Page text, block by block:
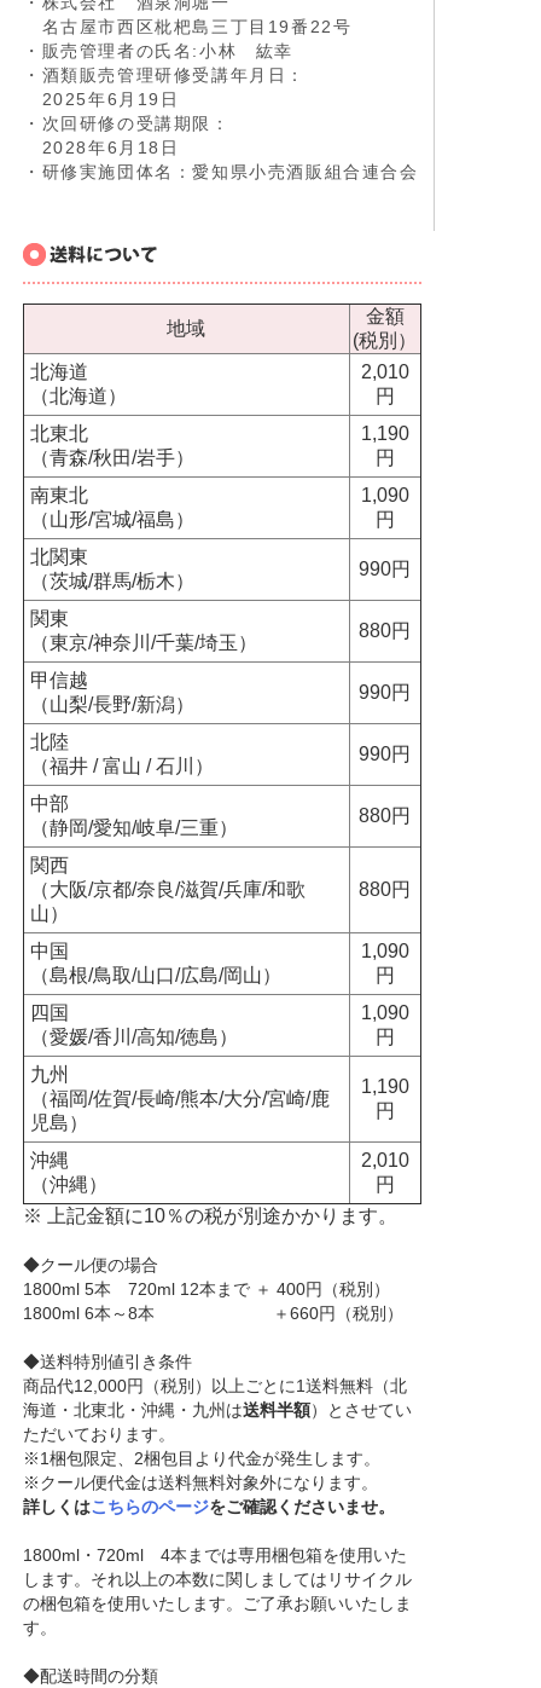
名古屋市西区枇杷島三丁目19番22号
・販売管理者の氏名:小林 紘幸
・酒類販売管理研修受講年月日：
2025年6月19日
・次回研修の受講期限：
2028年6月18日
・研修実施団体名：愛知県小売酒販組合連合会
地域
金額
(税別）
北海道
（北海道）
2,010
円
北東北
（青森/秋田/岩手）
1,190
円
南東北
（山形/宮城/福島）
1,090
円
北関東
（茨城/群馬/栃木）
990円
関東
（東京/神奈川/千葉/埼玉）
880円
甲信越
（山梨/長野/新潟）
990円
北陸
（福井 / 富山 / 石川）
990円
中部
（静岡/愛知/岐阜/三重）
880円
関西
（大阪/京都/奈良/滋賀/兵庫/和歌
山）
880円
中国
（島根/鳥取/山口/広島/岡山）
1,090
円
四国
（愛媛/香川/高知/徳島）
1,090
円
九州
（福岡/佐賀/長崎/熊本/大分/宮崎/鹿
児島）
1,190
円
沖縄
（沖縄）
2,010
円
※ 上記金額に10％の税が別途かかります。
◆クール便の場合
1800ml 5本 720ml 12本まで ＋ 400円（税別）
1800ml 6本～8本 ＋660円（税別）
◆送料特別値引き条件
商品代12,000円（税別）以上ごとに1送料無料（北
海道・北東北・沖縄・九州は送料半額）とさせてい
ただいております。
※1梱包限定、2梱包目より代金が発生します。
※クール便代金は送料無料対象外になります。
詳しくはこちらのページをご確認くださいませ。
1800ml・720ml 4本までは専用梱包箱を使用いた
します。それ以上の本数に関しましてはリサイクル
の梱包箱を使用いたします。ご了承お願いいたしま
す。
◆配送時間の分類